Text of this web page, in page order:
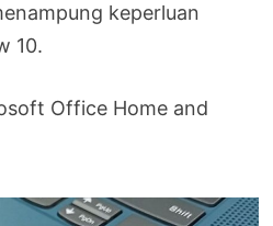
keperluan
10.
Office Home and